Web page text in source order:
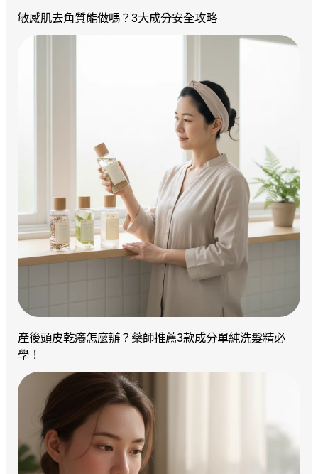
敏感肌去角質能做嗎？3大成分安全攻略
產後頭皮乾癢怎麼辦？藥師推薦3款成分單純洗髮精必
學！